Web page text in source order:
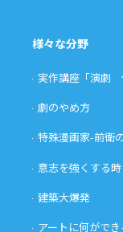
様々な分野
実作講座「演劇
劇のやめ方
特殊漫画家-前衛
意志を強くする時
建築大爆発
アートに何がで